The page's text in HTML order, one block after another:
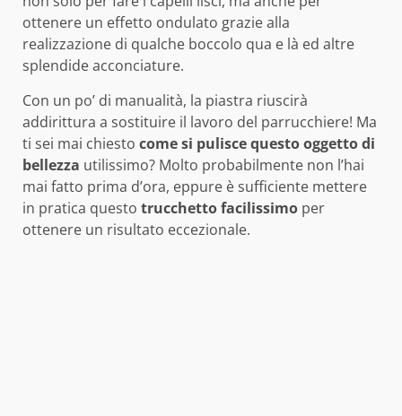
ottenere un effetto ondulato grazie alla
realizzazione di qualche boccolo qua e là ed altre
splendide acconciature.
Con un po’ di manualità, la piastra riuscirà
addirittura a sostituire il lavoro del parrucchiere! Ma
ti sei mai chiesto come si pulisce questo oggetto di
bellezza utilissimo? Molto probabilmente non l’hai
mai fatto prima d’ora, eppure è sufficiente mettere
in pratica questo trucchetto facilissimo per
ottenere un risultato eccezionale.